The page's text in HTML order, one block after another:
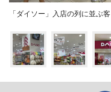
「ダイソー」入店の列に並ぶ客